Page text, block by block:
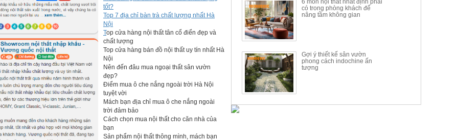
hợp cùng bộ sofa bọc da xanh pastel mang đến một không
tốt?
Top 7 địa chỉ bàn trà chất lượng nhất Hà
Nội
Top cửa hàng nội thất tân cổ điển đẹp và
chất lượng
Top cửa hàng bán đồ nội thất uy tín nhất Hà
Nội
Nên đến đâu mua ngoại thất sân vườn
đẹp?
Điểm mua ô che nắng ngoài trời Hà Nội
tuyệt vời
Mách bạn địa chỉ mua ô che nắng ngoài
trời đảm bảo
Cách chọn mua nội thất cho căn nhà của
bạn
Sản phẩm nội thất thông mình, mách bạn
6 món nội thất nhất định phải
có trong phòng khách để
nâng tầm không gian
Gợi ý thiết kế sân vườn
phong cách indochine ấn
tượng